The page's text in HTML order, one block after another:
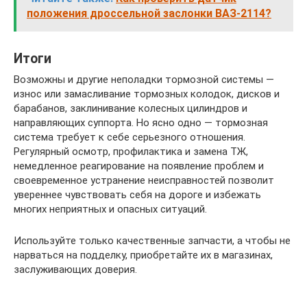
положения дроссельной заслонки ВАЗ-2114?
Итоги
Возможны и другие неполадки тормозной системы —
износ или замасливание тормозных колодок, дисков и
барабанов, заклинивание колесных цилиндров и
направляющих суппорта. Но ясно одно — тормозная
система требует к себе серьезного отношения.
Регулярный осмотр, профилактика и замена ТЖ,
немедленное реагирование на появление проблем и
своевременное устранение неисправностей позволит
увереннее чувствовать себя на дороге и избежать
многих неприятных и опасных ситуаций.
Используйте только качественные запчасти, а чтобы не
нарваться на подделку, приобретайте их в магазинах,
заслуживающих доверия.